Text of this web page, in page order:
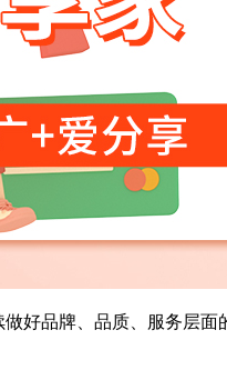
好品牌、品质、服务层面